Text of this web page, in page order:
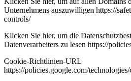
Unternehmens auszuwilligen https://
controls/
Klicken Sie hier, um die
Datenverarbeiters zu lesen https://
Cookie-Richtlinien-URL
https://policies.google.com/